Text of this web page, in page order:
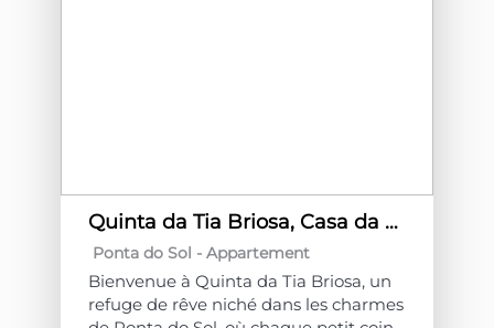
Quinta da Tia Briosa, Casa da Mãe I by Homie
Ponta do Sol - Appartement
Bienvenue à Quinta da Tia Briosa, un
refuge de rêve niché dans les charmes